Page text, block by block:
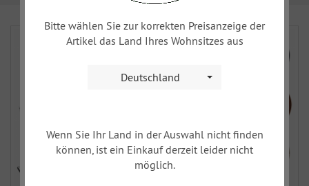
Bitte wählen Sie zur korrekten Preisanzeige der
Artikel das Land Ihres Wohnsitzes aus
Deutschland
Wenn Sie Ihr Land in der Auswahl nicht finden
können, ist ein Einkauf derzeit leider nicht
möglich.